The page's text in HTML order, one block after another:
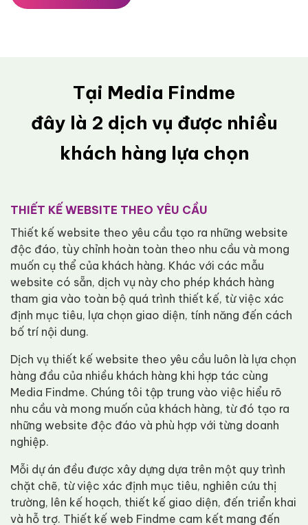
Tại Media Findme
đây là 2 dịch vụ được nhiều
khách hàng lựa chọn
THIẾT KẾ WEBSITE THEO YÊU CẦU
Thiết kế website theo yêu cầu tạo ra những website
độc đáo, tùy chỉnh hoàn toàn theo nhu cầu và mong
muốn cụ thể của khách hàng. Khác với các mẫu
website có sẵn, dịch vụ này cho phép khách hàng
tham gia vào toàn bộ quá trình thiết kế, từ việc xác
định mục tiêu, lựa chọn giao diện, tính năng đến cách
bố trí nội dung.
Dịch vụ thiết kế website theo yêu cầu luôn là lựa chọn
hàng đầu của nhiều khách hàng khi hợp tác cùng
Media Findme. Chúng tôi tập trung vào việc hiểu rõ
nhu cầu và mong muốn của khách hàng, từ đó tạo ra
những website độc đáo và phù hợp với từng doanh
nghiệp.
Mỗi dự án đều được xây dựng dựa trên một quy trình
chặt chẽ, từ việc xác định mục tiêu, nghiên cứu thị
trường, lên kế hoạch, thiết kế giao diện, đến triển khai
và hỗ trợ. Thiết kế web Findme cam kết mang đến